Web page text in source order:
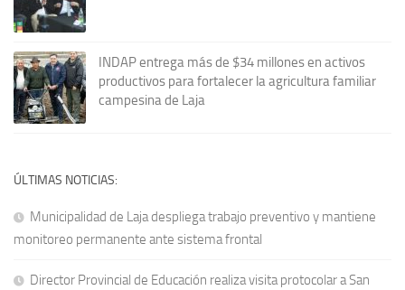
INDAP entrega más de $34 millones en activos
productivos para fortalecer la agricultura familiar
campesina de Laja
ÚLTIMAS NOTICIAS:
Municipalidad de Laja despliega trabajo preventivo y mantiene
monitoreo permanente ante sistema frontal
Director Provincial de Educación realiza visita protocolar a San